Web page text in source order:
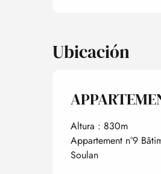
Ubicación
Altura : 830m
Appartement n°9
Soulan